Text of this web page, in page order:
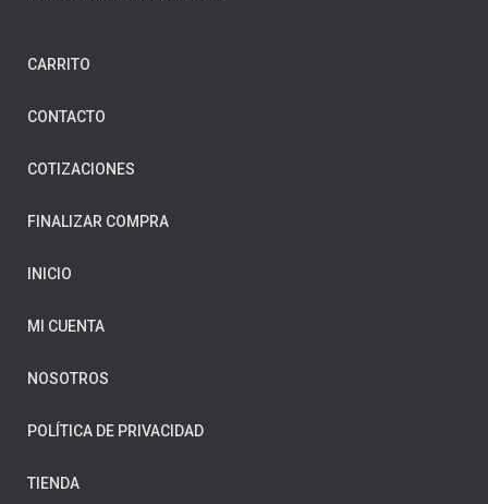
CARRITO
CONTACTO
COTIZACIONES
FINALIZAR COMPRA
INICIO
MI CUENTA
NOSOTROS
POLÍTICA DE PRIVACIDAD
TIENDA